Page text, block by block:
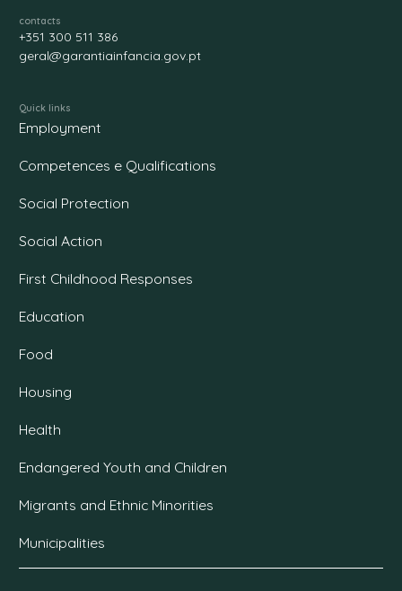
contacts
+351 300 511 386
geral@garantiainfancia.gov.pt
Quick links
Employment
Competences e Qualifications
Social Protection
Social Action
First Childhood Responses
Education
Food
Housing
Health
Endangered Youth and Children
Migrants and Ethnic Minorities
Municipalities